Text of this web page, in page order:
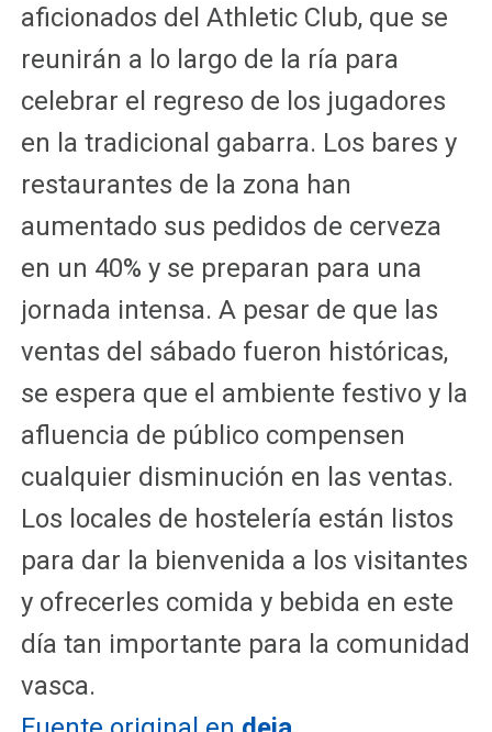
aficionados del Athletic Club, que se
reunirán a lo largo de la ría para
celebrar el regreso de los jugadores
en la tradicional gabarra. Los bares y
restaurantes de la zona han
aumentado sus pedidos de cerveza
en un 40% y se preparan para una
jornada intensa. A pesar de que las
ventas del sábado fueron históricas,
se espera que el ambiente festivo y la
afluencia de público compensen
cualquier disminución en las ventas.
Los locales de hostelería están listos
para dar la bienvenida a los visitantes
y ofrecerles comida y bebida en este
día tan importante para la comunidad
vasca.